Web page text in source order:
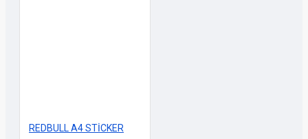
REDBULL A4 STİCKER